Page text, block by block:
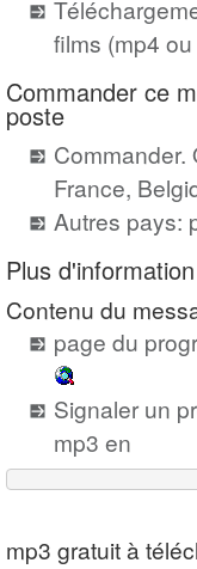
films (mp4
Commander ce
poste
Commander.
France,
Autres pays:
Plus d'information
Contenu du
page du
Signaler un
mp3 en
mp3 gratuit à